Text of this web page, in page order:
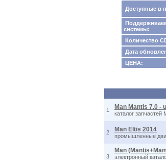
Доступные в
системы:
Количество
Дата
ЦЕНА:
1 Man Mantis 7.0 -
каталог
2 Man Eltis 2014
промышленные
3
Man
электронный